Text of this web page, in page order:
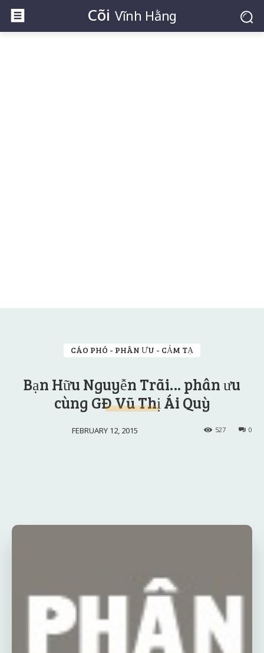
Cõi Vĩnh Hằng
CÁO PHÓ - PHÂN ƯU - CẢM TẠ
Bạn Hữu Nguyễn Trãi… phân ưu
cùng GĐ Vũ Thị Ái Quỳ
FEBRUARY 12, 2015 0
527